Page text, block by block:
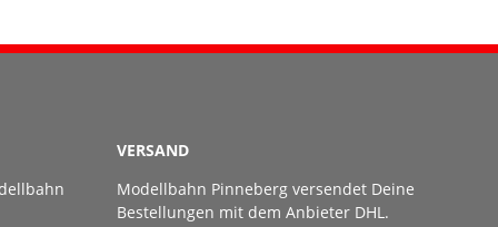
VERSAND
Modellbahn Pinneberg versendet Deine
Bestellungen mit dem Anbieter DHL.